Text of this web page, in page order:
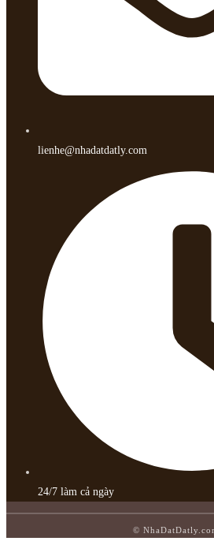
lienhe@nhadatdatly.com
24/7 làm cả ngày
©